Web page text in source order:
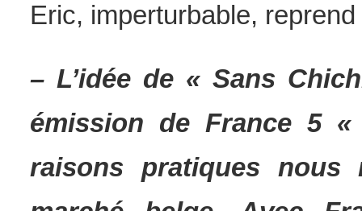
Eric, imperturbable, reprend
– L’idée de « Sans
émission de France 5
raisons pratiques nous